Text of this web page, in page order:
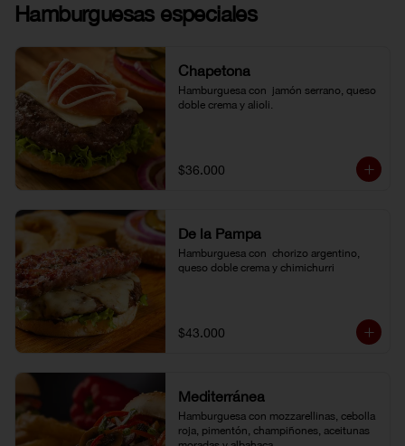
Hamburguesas especiales
Chapetona
Hamburguesa con  jamón serrano, queso
doble crema y alioli.
$36.000
De la Pampa
Hamburguesa con  chorizo argentino,
queso doble crema y chimichurri
$43.000
Mediterránea
Hamburguesa con mozzarellinas, cebolla
roja, pimentón, champiñones, aceitunas